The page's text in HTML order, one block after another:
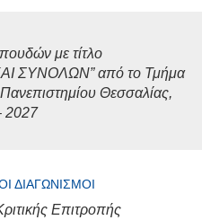
με τίτλο
ΣΥΝΟΛΩΝ” από το Τμήμα
Θεσσαλίας,
2027
ΔΙΑΓΩΝΙΣΜΟΊ
Επιτροπής